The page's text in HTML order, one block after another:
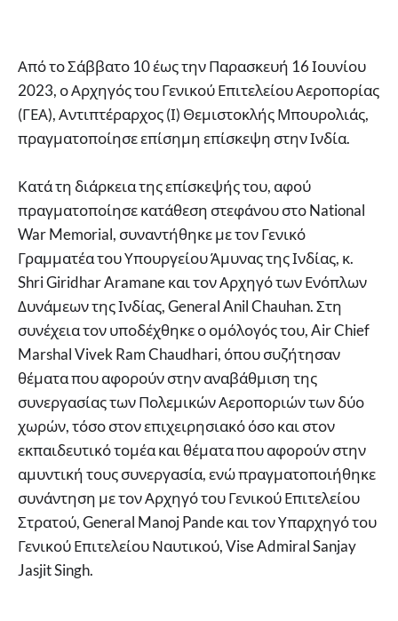
Από το Σάββατο 10 έως την Παρασκευή 16 Ιουνίου
2023, ο Αρχηγός του Γενικού Επιτελείου Αεροπορίας
(ΓΕΑ), Αντιπτέραρχος (Ι) Θεμιστοκλής Μπουρολιάς,
πραγματοποίησε επίσημη επίσκεψη στην Ινδία.
Κατά τη διάρκεια της επίσκεψής του, αφού
πραγματοποίησε κατάθεση στεφάνου στο National
War Memorial, συναντήθηκε με τον Γενικό
Γραμματέα του Υπουργείου Άμυνας της Ινδίας, κ.
Shri Giridhar Aramane και τον Αρχηγό των Ενόπλων
Δυνάμεων της Ινδίας, General Anil Chauhan. Στη
συνέχεια τον υποδέχθηκε ο ομόλογός του, Air Chief
Marshal Vivek Ram Chaudhari, όπου συζήτησαν
θέματα που αφορούν στην αναβάθμιση της
συνεργασίας των Πολεμικών Αεροποριών των δύο
χωρών, τόσο στον επιχειρησιακό όσο και στον
εκπαιδευτικό τομέα και θέματα που αφορούν στην
αμυντική τους συνεργασία, ενώ πραγματοποιήθηκε
συνάντηση με τον Αρχηγό του Γενικού Επιτελείου
Στρατού, General Manoj Pande και τον Υπαρχηγό του
Γενικού Επιτελείου Ναυτικού, Vise Admiral Sanjay
Jasjit Singh.